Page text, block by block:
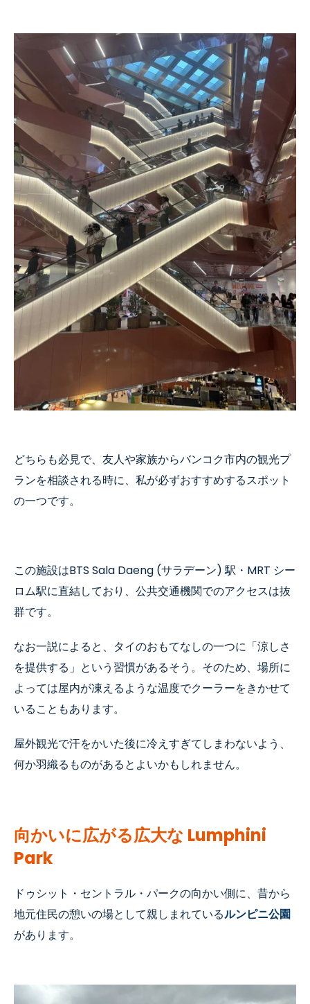
どちらも必見で、友人や家族からバンコク市内の観光プ
ランを相談される時に、私が必ずおすすめするスポット
の一つです。
この施設はBTS Sala Daeng (サラデーン)駅・ MRT シー
ロム駅に直結しており、公共交通機関でのアクセスは抜
群です。
なお一説によると、タイのおもてなしの一つに 「涼しさ
を提供する」という習慣があるそう。そのため、場所に
よっては屋内が凍えるような温度でクーラーをきかせて
いることもあります。
屋外観光で汗をかいた後に冷えすぎてしまわないよう、
何か羽織るものがあるとよいかもしれません。
向かいに広がる広大な Lumphini
Park
ドゥシット・セントラル・パークの向かい側に、昔から
地元住民の憩いの場として親しまれているルンピニ公園
があります。